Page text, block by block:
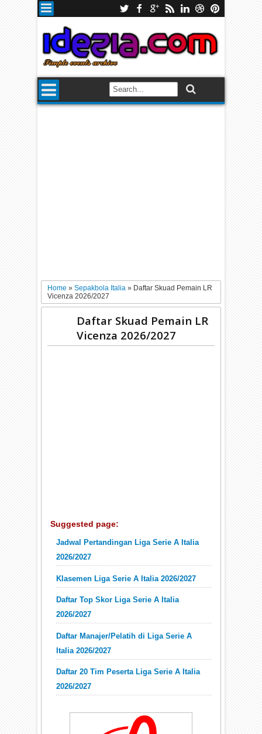
Home»Sepakbola Italia» Daftar Skuad Pemain LR
Vicenza 2026/2027
Daftar Skuad Pemain LR
Vicenza 2026/2027
Suggested page:
Jadwal Pertandingan Liga Serie A Italia
2026/2027
Klasemen Liga Serie A Italia 2026/2027
Daftar Top Skor Liga Serie A Italia
2026/2027
Daftar Manajer/Pelatih di Liga Serie A
Italia 2026/2027
Daftar 20 Tim Peserta Liga Serie A Italia
2026/2027